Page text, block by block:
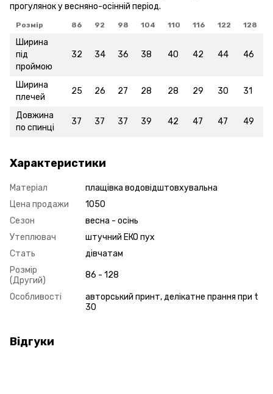
прогулянок у весняно-осінній період.
Розмір 86 92 98 104 110 116 122 128
Ширина
під
проймою
32 34 36 38 40 42 44 46
Ширина
плечей
25 26 27 28 28 29 30 31
Довжина
по спинці
37 37 37 39 42 47 47 49
Характеристики
Матеріал
плащівка водовідштовхувальна
Цена продажи
1050
Сезон
весна - осінь
Утеплювач
штучний ЕКО пух
Стать
дівчатам
Розмір
(Другий)
86 - 128
Особливості
авторський принт, делікатне прання при t
30
Відгуки